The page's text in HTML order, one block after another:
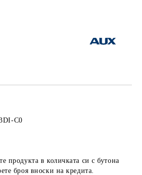
C0
продукта в количката си с бутона
броя вноски на кредита.